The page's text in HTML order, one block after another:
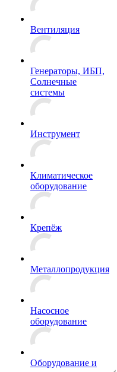
Вентиляция
Генераторы, ИБП,
Солнечные
системы
Инструмент
Климатическое
оборудование
Крепёж
Металлопродукция
Насосное
оборудование
Оборудование и